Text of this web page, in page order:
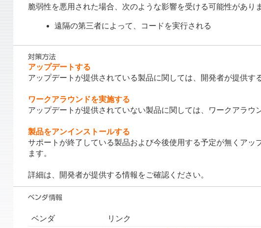
脆弱性を悪用された場合、次のような影響を受ける可能性があり
遠隔の第三者によって、コードを実行される
アップデートする
アップデートが提供されている製品に関しては、開発者が提供す
ワークアラウンドを実施する
アップデートが提供されていない製品に関しては、ワークアラウ
製品をアンインストールする
サポートが終了している製品および今後使用する予定が無くア
ます。
詳細は、開発者が提供する情報をご確認ください。
ベンダ
リンク